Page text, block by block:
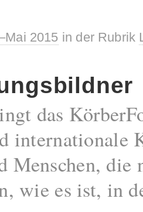
2015 in der Rubrik
das
internationale
Menschen, die
wie es ist, in